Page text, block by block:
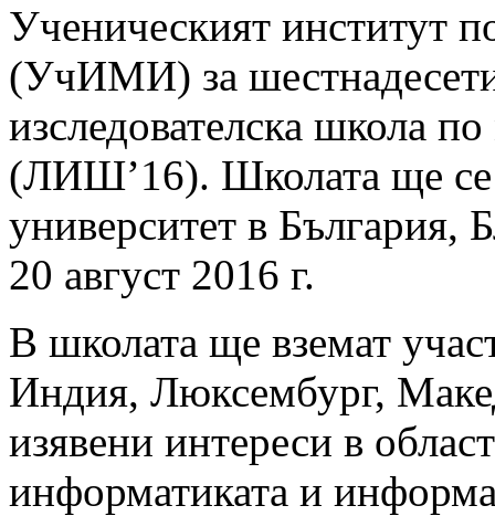
Ученическият институт
(УчИМИ) за
изследователска школа
(ЛИШ’16). Школата ще се
университет в България,
20 август 2016 г.
В школата ще вземат
Индия, Люксембург,
изявени интереси в
информатиката и